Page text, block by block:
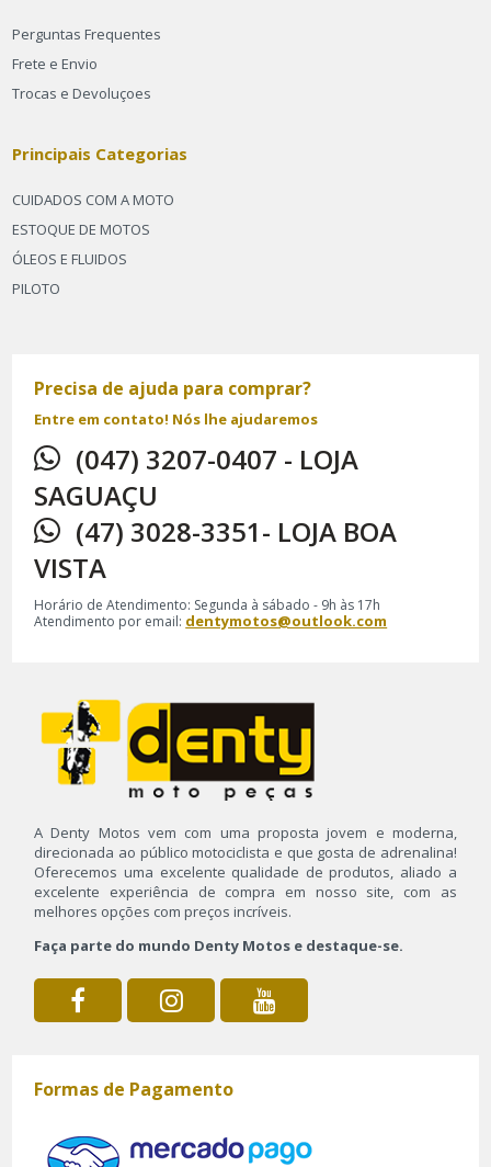
Perguntas Frequentes
Frete e Envio
Trocas e Devoluçoes
Principais Categorias
CUIDADOS COM A MOTO
ESTOQUE DE MOTOS
ÓLEOS E FLUIDOS
PILOTO
Precisa de ajuda para comprar?
Entre em contato! Nós lhe ajudaremos
(047) 3207-0407 - LOJA
SAGUAÇU
(47) 3028-3351- LOJA BOA
VISTA
Horário de Atendimento: Segunda à sábado - 9h às 17h
Atendimento por email: dentymotos@outlook.com
A Denty Motos vem com uma proposta jovem e moderna,
direcionada ao público motociclista e que gosta de adrenalina!
Oferecemos uma excelente qualidade de produtos, aliado a
excelente experiência de compra em nosso site, com as
melhores opções com preços incríveis.
Faça parte do mundo Denty Motos e destaque-se.
Formas de Pagamento